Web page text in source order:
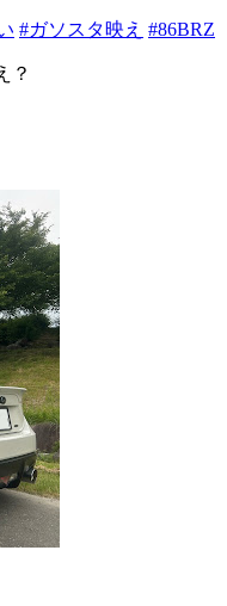
#ガソスタ映え #86BRZ
？